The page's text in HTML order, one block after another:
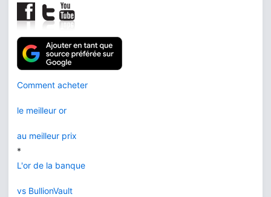
Comment acheter
le meilleur or
au meilleur prix
*
L'or de la banque
vs BullionVault